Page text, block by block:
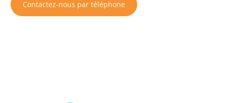
Contactez-nous par téléphone